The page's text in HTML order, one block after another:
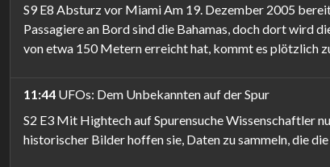
S9 E8 Absturz vor Miami Am 19. Dezember 2005
Passagiere an Bord sind die Bahamas, doch dort wird
von etwa 150 Metern erreicht hat, kommt es plötzlich
11:44 UFOs: Dem Unbekannten auf der Spur
S2 E3 Mit Hightech auf Spurensuche Wissenschaftler
historischer Bilder hoffen sie, Daten zu sammeln, die